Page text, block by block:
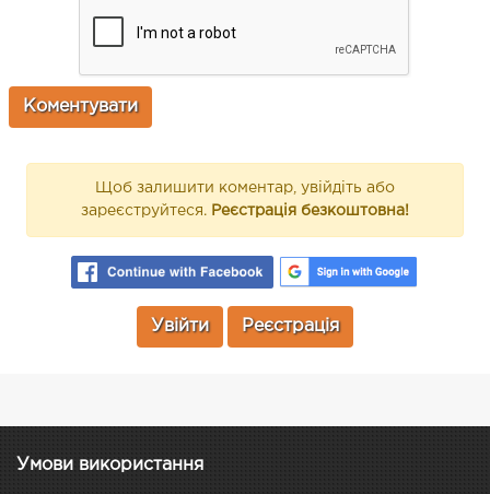
Щоб залишити коментар, увійдіть або
зареєструйтеся. Реєстрація безкоштовна!
Увійти Реєстрація
Умови використання